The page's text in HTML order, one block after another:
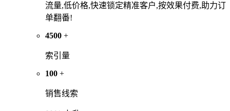
流量,低价格,快速锁定精准客户,按效果付费,助力订
单翻番!
4500 +
索引量
100 +
销售线索